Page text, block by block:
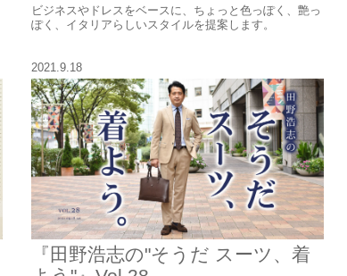
ビジネスやドレスをベースに、ちょっと色っぽく、艶っ
ぽく、イタリアらしいスタイルを提案します。
2021.9.18
『田野浩志の"そうだ スーツ、着